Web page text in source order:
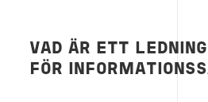
VAD ÄR ETT
FÖR